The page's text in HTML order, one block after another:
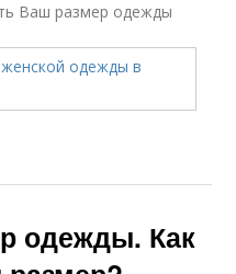
Ваш размер одежды
одежды. Как